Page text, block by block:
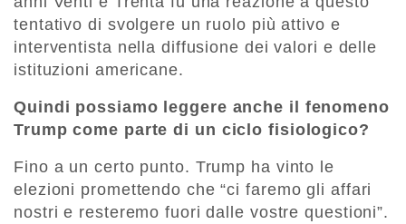
tentativo di svolgere un ruolo più attivo e
interventista nella diffusione dei valori e delle
istituzioni americane.
Quindi possiamo leggere anche il fenomeno
Trump come parte di un ciclo fisiologico?
Fino a un certo punto. Trump ha vinto le
elezioni promettendo che “ci faremo gli affari
nostri e resteremo fuori dalle vostre questioni”.